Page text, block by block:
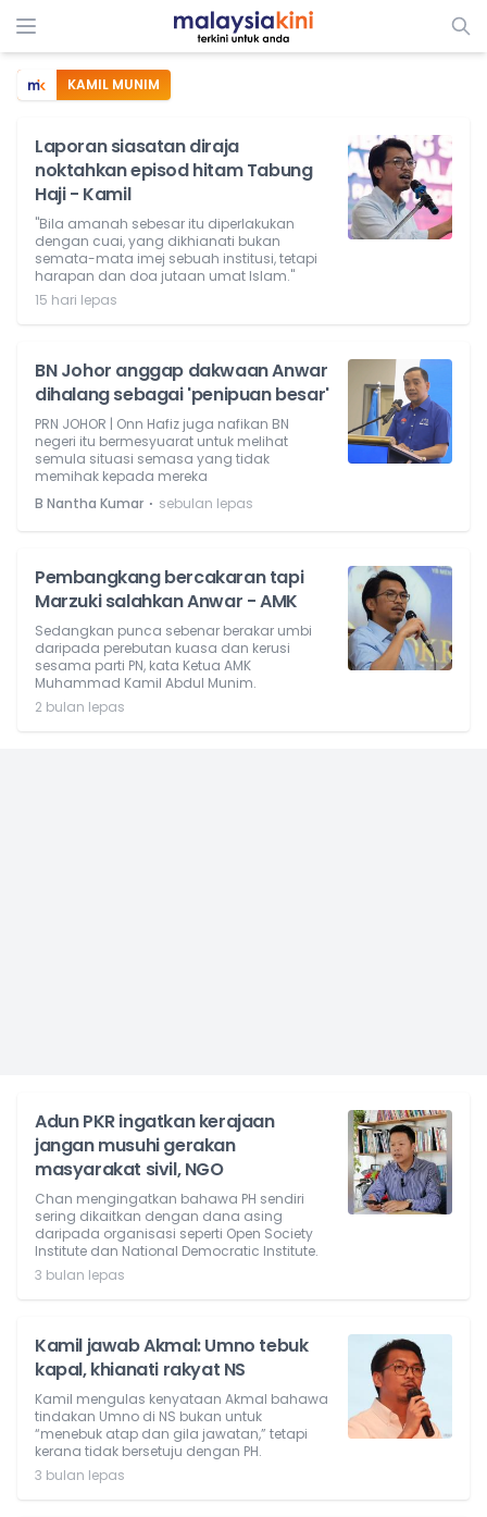
KAMIL MUNIM
Laporan siasatan diraja
noktahkan episod hitam Tabung
Haji - Kamil
"Bila amanah sebesar itu diperlakukan
dengan cuai, yang dikhianati bukan
semata-mata imej sebuah institusi, tetapi
harapan dan doa jutaan umat Islam."
15 hari lepas
BN Johor anggap dakwaan Anwar
dihalang sebagai 'penipuan besar'
PRN JOHOR | Onn Hafiz juga nafikan BN
negeri itu bermesyuarat untuk melihat
semula situasi semasa yang tidak
memihak kepada mereka
B Nantha Kumar ⋅ sebulan lepas
Pembangkang bercakaran tapi
Marzuki salahkan Anwar - AMK
Sedangkan punca sebenar berakar umbi
daripada perebutan kuasa dan kerusi
sesama parti PN, kata Ketua AMK
Muhammad Kamil Abdul Munim.
2 bulan lepas
Adun PKR ingatkan kerajaan
jangan musuhi gerakan
masyarakat sivil, NGO
Chan mengingatkan bahawa PH sendiri
sering dikaitkan dengan dana asing
daripada organisasi seperti Open Society
Institute dan National Democratic Institute.
3 bulan lepas
Kamil jawab Akmal: Umno tebuk
kapal, khianati rakyat NS
Kamil mengulas kenyataan Akmal bahawa
tindakan Umno di NS bukan untuk
“menebuk atap dan gila jawatan,” tetapi
kerana tidak bersetuju dengan PH.
3 bulan lepas